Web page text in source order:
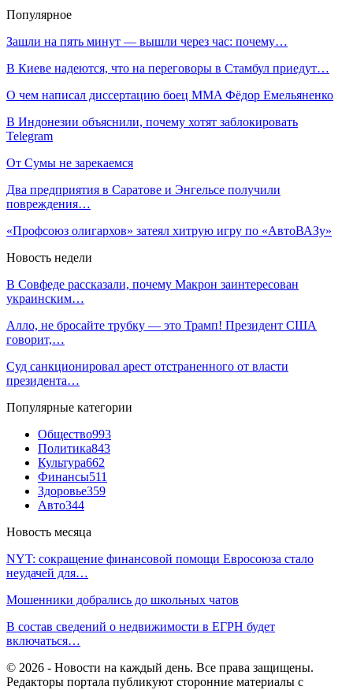
Популярное
Зашли на пять минут — вышли через час: почему…
В Киеве надеются, что на переговоры в Стамбул приедут…
О чем написал диссертацию боец MMA Фёдор Емельяненко
В Индонезии объяснили, почему хотят заблокировать
Telegram
От Сумы не зарекаемся
Два предприятия в Саратове и Энгельсе получили
повреждения…
«Профсоюз олигархов» затеял хитрую игру по «АвтоВАЗу»
Новость недели
В Совфеде рассказали, почему Макрон заинтересован
украинским…
Алло, не бросайте трубку — это Трамп! Президент США
говорит,…
Суд санкционировал арест отстраненного от власти
президента…
Популярные категории
Общество993
Политика843
Культура662
Финансы511
Здоровье359
Авто344
Новость месяца
NYT: сокращение финансовой помощи Евросоюза стало
неудачей для…
Мошенники добрались до школьных чатов
В состав сведений о недвижимости в ЕГРН будет
включаться…
© 2026 - Новости на каждый день. Все права защищены.
Редакторы портала публикуют сторонние материалы с